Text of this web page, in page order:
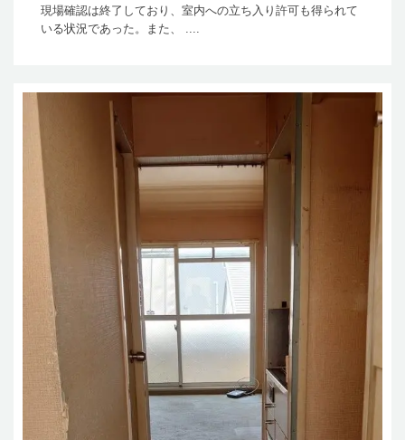
現場確認は終了しており、室内への立ち入り許可も得られて
いる状況であった。また、 ....